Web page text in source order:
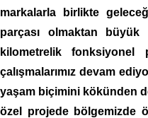
markalarla birlikte
parçası olmaktan
kilometrelik fonksiyonel
çalışmalarımız devam
yaşam biçimini kökünden
özel projede bölgemizde